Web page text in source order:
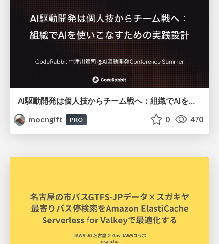
moongift
PRO 0 470